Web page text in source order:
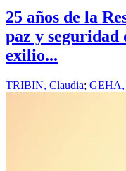
25 años de la
paz y
exilio...
TRIBIN, Claudia; GEHA,